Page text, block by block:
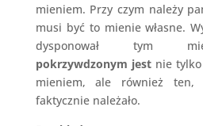
mieniem. Przy czym należy
musi być to mienie własne.
dysponował tym
pokrzywdzonym jestnie tylko
mieniem, ale również
faktycznie należało.